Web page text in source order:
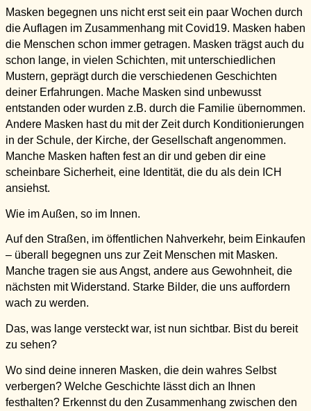
Masken begegnen uns nicht erst seit ein paar Wochen durch
die Auflagen im Zusammenhang mit Covid19. Masken haben
die Menschen schon immer getragen. Masken trägst auch du
schon lange, in vielen Schichten, mit unterschiedlichen
Mustern, geprägt durch die verschiedenen Geschichten
deiner Erfahrungen. Mache Masken sind unbewusst
entstanden oder wurden z.B. durch die Familie übernommen.
Andere Masken hast du mit der Zeit durch Konditionierungen
in der Schule, der Kirche, der Gesellschaft angenommen.
Manche Masken haften fest an dir und geben dir eine
scheinbare Sicherheit, eine Identität, die du als dein ICH
ansiehst.
Wie im Außen, so im Innen.
Auf den Straßen, im öffentlichen Nahverkehr, beim Einkaufen
– überall begegnen uns zur Zeit Menschen mit Masken.
Manche tragen sie aus Angst, andere aus Gewohnheit, die
nächsten mit Widerstand. Starke Bilder, die uns auffordern
wach zu werden.
Das, was lange versteckt war, ist nun sichtbar. Bist du bereit
zu sehen?
Wo sind deine inneren Masken, die dein wahres Selbst
verbergen? Welche Geschichte lässt dich an Ihnen
festhalten? Erkennst du den Zusammenhang zwischen den